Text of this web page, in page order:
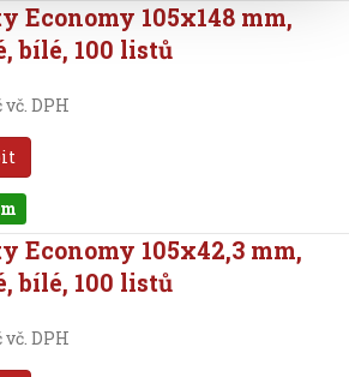
Economy 105x148 mm,
bílé, 100 listů
vč. DPH
Economy 105x42,3 mm,
bílé, 100 listů
vč. DPH